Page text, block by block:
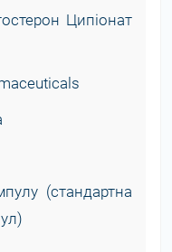
Ципіонат
(стандартна